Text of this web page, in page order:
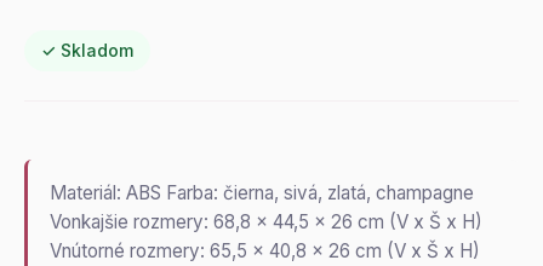
✓ Skladom
Materiál: ABS Farba: čierna, sivá, zlatá, champagne
Vonkajšie rozmery: 68,8 x 44,5 x 26 cm (V x Š x H)
Vnútorné rozmery: 65,5 x 40,8 x 26 cm (V x Š x H)